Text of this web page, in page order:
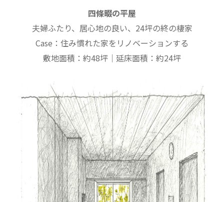
四條畷の平屋
夫婦ふたり、居心地の良い、24坪の終の棲家
Case：住み慣れた家をリノベーションする
敷地面積：約48坪｜延床面積：約24坪